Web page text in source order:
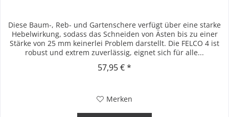
Diese Baum-, Reb- und Gartenschere verfügt über eine starke
Hebelwirkung, sodass das Schneiden von Ästen bis zu einer
Stärke von 25 mm keinerlei Problem darstellt. Die FELCO 4 ist
robust und extrem zuverlässig, eignet sich für alle...
57,95 € *
Merken